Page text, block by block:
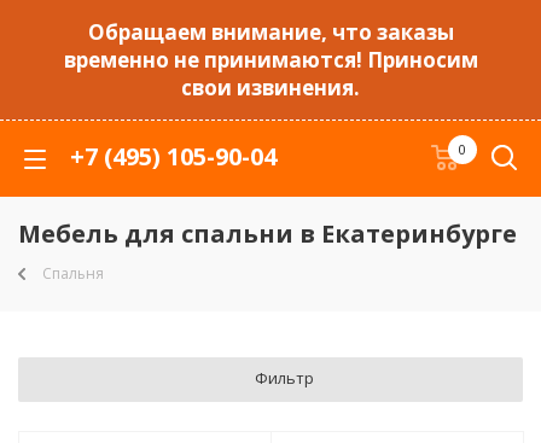
Обращаем внимание, что заказы
временно не принимаются! Приносим
свои извинения.
+7 (495) 105-90-04 0
Мебель для спальни в Екатеринбурге
Спальня
Фильтр